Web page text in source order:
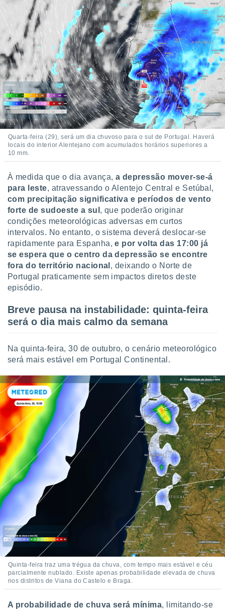
Quarta-feira (29), será um dia chuvoso para o sul de Portugal. Haverá
locais do interior Alentejano com acumulados horários superiores a
10 mm.
À medida que o dia avança, a depressão mover-se-á
para leste, atravessando o Alentejo Central e Setúbal,
com precipitação significativa e períodos de vento
forte de sudoeste a sul , que poderão originar
condições meteorológicas adversas em curtos
intervalos. No entanto, o sistema deverá deslocar-se
rapidamente para Espanha, e por volta das 17:00 já
se espera que o centro da depressão se encontre
fora do território nacional , deixando o Norte de
Portugal praticamente sem impactos diretos deste
episódio.
Breve pausa na instabilidade: quinta-feira
será o dia mais calmo da semana
Na quinta-feira, 30 de outubro, o cenário meteorológico
será mais estável em Portugal Continental.
Quinta-feira traz uma trégua da chuva, com tempo mais estável e céu
parcialmente nublado. Existe apenas probabilidade elevada de chuva
nos distritos de Viana do Castelo e Braga.
A probabilidade de chuva será mínima, limitando-se